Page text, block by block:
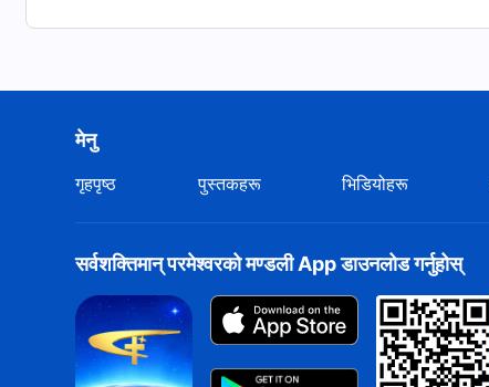
मेनु
गृहपृष्ठ पुस्तकहरू भिडियोहरू
सर्वशक्तिमान्‌ परमेश्‍वरको मण्डली App डाउनलोड गर्नुहोस्